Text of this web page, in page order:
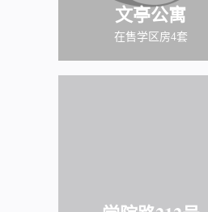
文亭公寓
在售学区房4套